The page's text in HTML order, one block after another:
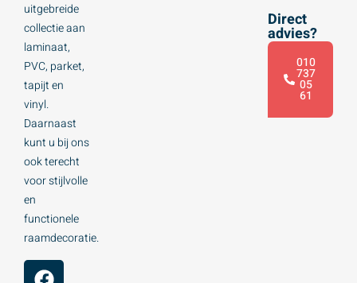
uitgebreide
collectie aan
laminaat,
PVC, parket,
tapijt en
vinyl.
Daarnaast
kunt u bij ons
ook terecht
voor stijlvolle
en
functionele
raamdecoratie.
Direct
advies?
010
737
05
61